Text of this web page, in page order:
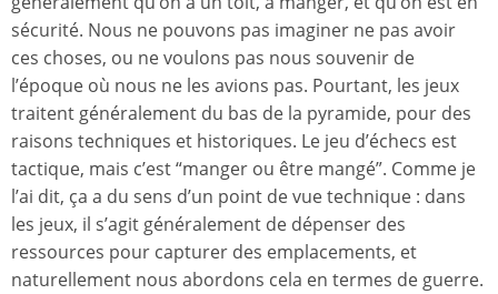
sécurité. Nous ne pouvons pas imaginer ne pas avoir
ces choses, ou ne voulons pas nous souvenir de
l’époque où nous ne les avions pas. Pourtant, les jeux
traitent généralement du bas de la pyramide, pour des
raisons techniques et historiques. Le jeu d’échecs est
tactique, mais c’est “manger ou être mangé”. Comme je
l’ai dit, ça a du sens d’un point de vue technique : dans
les jeux, il s’agit généralement de dépenser des
ressources pour capturer des emplacements, et
naturellement nous abordons cela en termes de guerre.